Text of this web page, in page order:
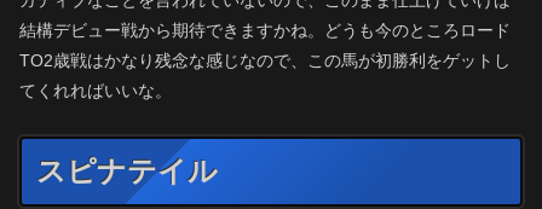
結構デビュー戦から期待できますかね。どうも今のところロード
TO2歳戦はかなり残念な感じなので、この馬が初勝利をゲットし
てくれればいいな。
スピナテイル